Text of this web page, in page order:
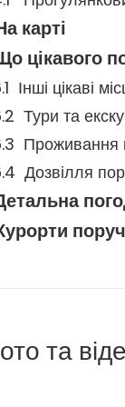
карті
цікавого
Інші цікаві
Тури та
Проживання
Дозвілля
поруч
та